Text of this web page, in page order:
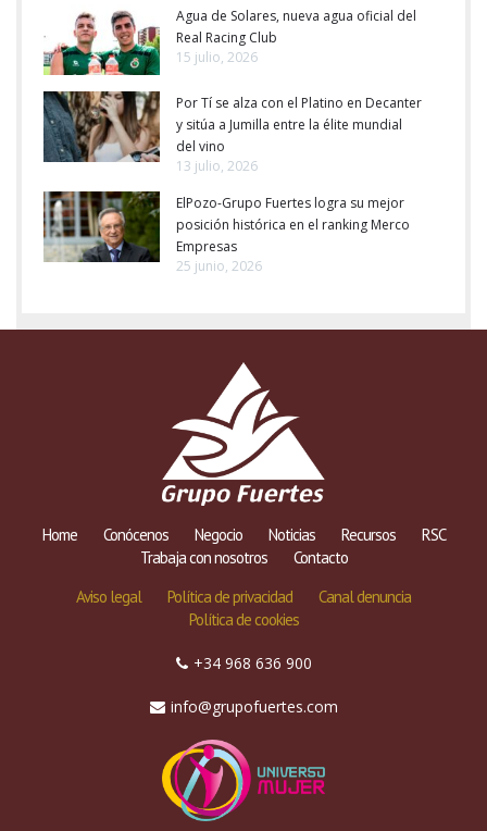
Agua de Solares, nueva agua oficial del
Real Racing Club
15 julio, 2026
Por Tí se alza con el Platino en Decanter
y sitúa a Jumilla entre la élite mundial
del vino
13 julio, 2026
ElPozo-Grupo Fuertes logra su mejor
posición histórica en el ranking Merco
Empresas
25 junio, 2026
Home Conócenos Negocio Noticias Recursos
RSC
Trabaja con nosotros
Contacto
Aviso legal
Política de privacidad
Canal denuncia
Política de cookies
+34 968 636 900
info@grupofuertes.com